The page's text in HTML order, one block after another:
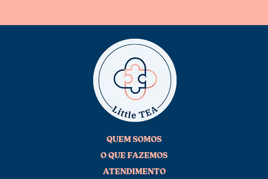
QUEM SOMOS
O QUE FAZEMOS
ATENDIMENTO